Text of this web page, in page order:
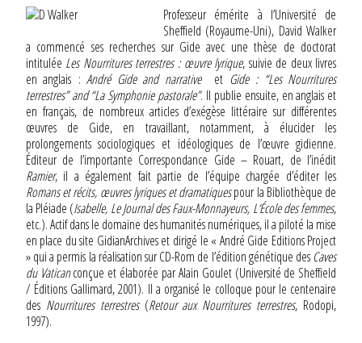
Professeur émérite à l’Université de
Sheffield (Royaume-Uni), David Walker
a commencé ses recherches sur Gide avec une thèse de doctorat
intitulée Les Nourritures terrestres : œuvre lyrique, suivie de deux livres
en anglais :André Gide and narrative et Gide : “Les Nourritures
terrestres” and “La Symphonie pastorale”. Il publie ensuite, en anglais et
en français, de nombreux articles d’exégèse littéraire sur différentes
œuvres de Gide, en travaillant, notamment, à élucider les
prolongements sociologiques et idéologiques de l’œuvre gidienne.
Éditeur de l’importante Correspondance Gide – Rouart, de l’inédit
Ramier, il a également fait partie de l’équipe chargée d’éditer les
Romans et récits, œuvres lyriques et dramatiquespour la Bibliothèque de
la Pléiade (Isabelle, Le Journal des Faux-Monnayeurs, L‘École des femmes,
etc.). Actif dans le domaine des humanités numériques, il a piloté la mise
en place du site GidianArchives et dirigé le « André Gide Editions Project
» qui a permis la réalisation sur CD-Rom de l’édition génétique des Caves
du Vaticanconçue et élaborée par Alain Goulet (Université de Sheffield
/ Éditions Gallimard, 2001). Il a organisé le colloque pour le centenaire
des Nourritures terrestres (Retour aux Nourritures terrestres, Rodopi,
1997).